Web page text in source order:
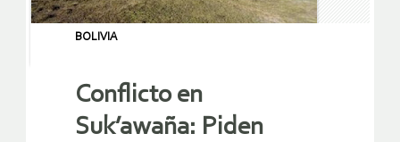
BOLIVIA
Conflicto en
Suk’awaña: Piden